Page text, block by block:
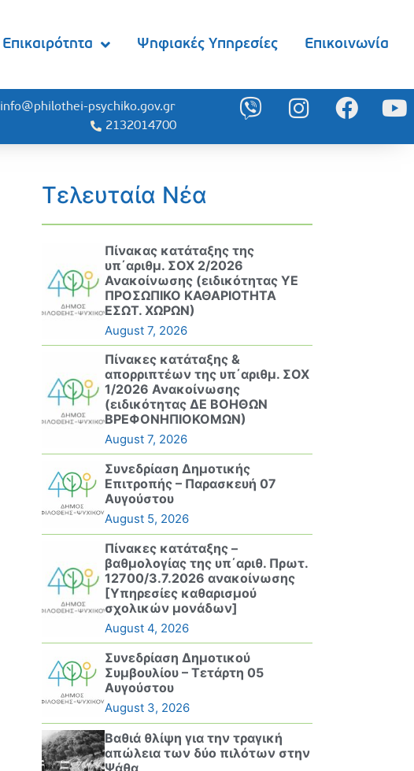
Επικαιρότητα Ψηφιακές Υπηρεσίες Επικοινωνία
info@philothei-psychiko.gov.gr
2132014700
Τελευταία Νέα
Πίνακας κατάταξης της
υπ΄αριθμ. ΣΟΧ 2/2026
Ανακοίνωσης (ειδικότητας ΥΕ
ΠΡΟΣΩΠΙΚΟ ΚΑΘΑΡΙΟΤΗΤΑ
ΕΣΩΤ. ΧΩΡΩΝ)
August 7, 2026
Πίνακες κατάταξης &
απορριπτέων της υπ΄αριθμ. ΣΟΧ
1/2026 Ανακοίνωσης
(ειδικότητας ΔΕ ΒΟΗΘΩΝ
ΒΡΕΦΟΝΗΠΙΟΚΟΜΩΝ)
August 7, 2026
Συνεδρίαση Δημοτικής
Επιτροπής – Παρασκευή 07
Αυγούστου
August 5, 2026
Πίνακες κατάταξης –
βαθμολογίας της υπ΄αριθ. Πρωτ.
12700/3.7.2026 ανακοίνωσης
[Υπηρεσίες καθαρισμού
σχολικών μονάδων]
August 4, 2026
Συνεδρίαση Δημοτικού
Συμβουλίου – Τετάρτη 05
Αυγούστου
August 3, 2026
Βαθιά θλίψη για την τραγική
απώλεια των δύο πιλότων στην
Ψάθα